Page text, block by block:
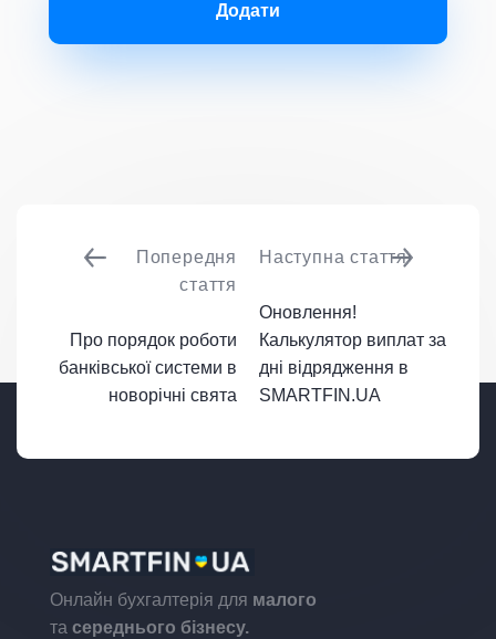
Додати
Попередня
стаття
Про порядок роботи
банківської системи в
новорічні свята
Наступна стаття
Оновлення!
Калькулятор виплат за
дні відрядження в
SMARTFIN.UA
Онлайн бухгалтерія для малого
та середнього бізнесу.